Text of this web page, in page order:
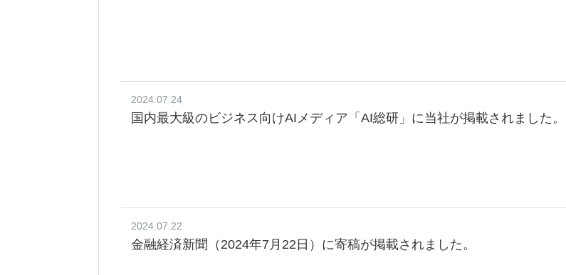
2024.07.24
国内最大級のビジネス向けAIメディア「AI総研」に当社が掲載されました。
2024.07.22
金融経済新聞（2024年7月22日）に寄稿が掲載されました。